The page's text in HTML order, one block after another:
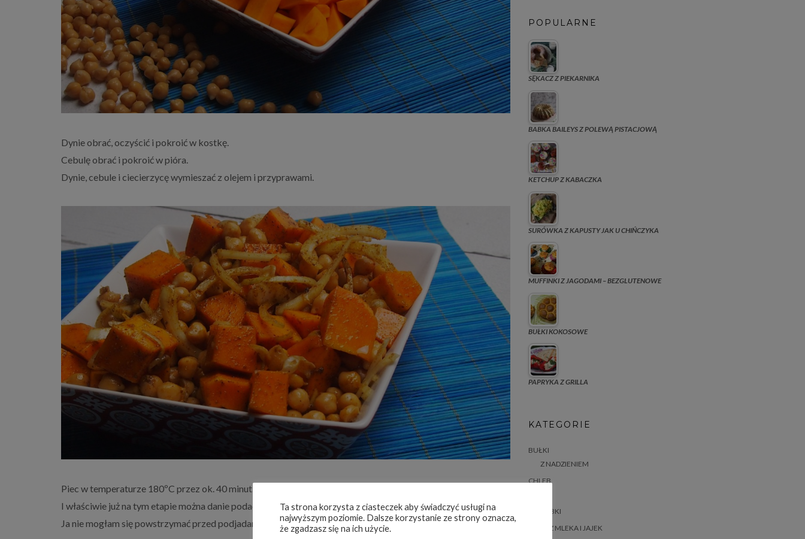
Dynie obrać, oczyścić i pokroić w kostkę.
Cebulę obrać i pokroić w pióra.
Dynie, cebule i ciecierzycę wymieszać z olejem i przyprawami.
Piec w temperaturze 180ºC przez ok. 40 minut.
I właściwie już na tym etapie można danie podać na stół, bo na ciepło niczego mu nie brakuje.
Ja nie mogłam się powstrzymać przed podjadaniem.
POPULARNE
SĘKACZ Z PIEKARNIKA
BABKA BAILEYS Z POLEWĄ PISTACJOWĄ
KETCHUP Z KABACZKA
SURÓWKA Z KAPUSTY JAK U CHIŃCZYKA
MUFFINKI Z JAGODAMI – BEZGLUTENOWE
BUŁKI KOKOSOWE
PAPRYKA Z GRILLA
KATEGORIE
BUŁKI
Z NADZIENIEM
CHLEB
BABKI
BEZ MLEKA I JAJEK
Ta strona korzysta z ciasteczek aby świadczyć usługi na
najwyższym poziomie. Dalsze korzystanie ze strony oznacza,
że zgadzasz się na ich użycie.